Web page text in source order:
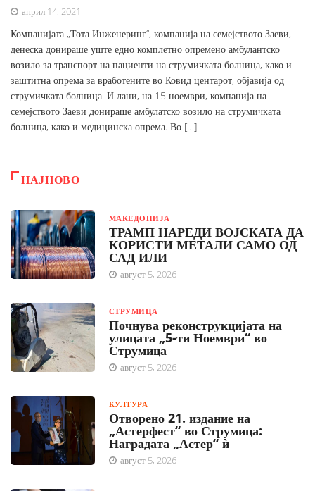
април 14, 2021
Компанијата „Тота Инженеринг“, компанија на семејството Заеви,
денеска донираше уште едно комплетно опремено амбулантско
возило за транспорт на пациенти на струмичката болница, како и
заштитна опрема за вработените во Ковид центарот, објавија од
струмичката болница. И лани, на 15 ноември, компанија на
семејството Заеви донираше амбулатско возило на струмичката
болница, како и медицинска опрема. Во […]
НАЈНОВО
МАКЕДОНИЈА
ТРАМП НАРЕДИ ВОЈСКАТА ДА
КОРИСТИ МЕТАЛИ САМО ОД
САД ИЛИ
август 5, 2026
СТРУМИЦА
Почнува реконструкцијата на
улицата „5-ти Ноември“ во
Струмица
август 5, 2026
КУЛТУРА
Отворено 21. издание на
„Астерфест“ во Струмица:
Наградата „Астер“ ѝ
август 5, 2026